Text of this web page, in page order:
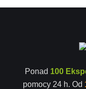
Ponad 100
pomocy 24 h. Od